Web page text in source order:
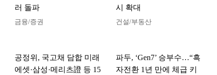
러 돌파
금융/증권
시 확대
건설/부동산
공정위, 국고채 담합 미래
에셋·삼성·메리츠證 등 15
파두, ‘Gen7’ 승부수…“흑
자전환 1년 만에 체급 키